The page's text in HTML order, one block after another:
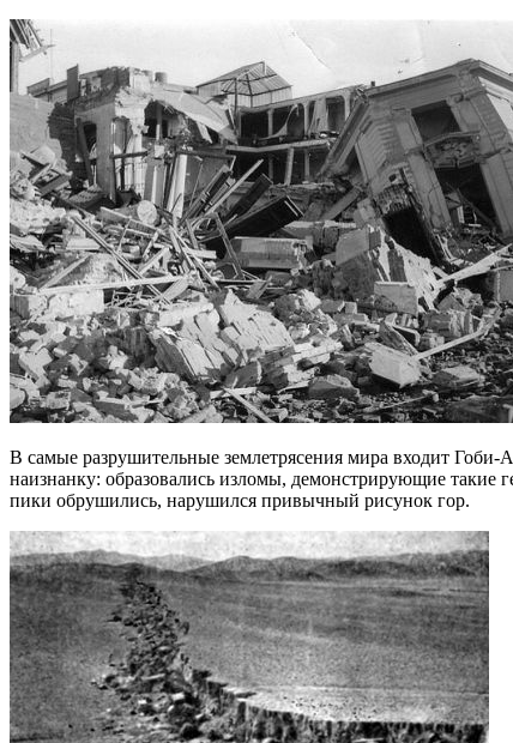
В самые разрушительные землетрясения мира входит Гоби-
наизнанку: образовались изломы, демонстрирующие такие
пики обрушились, нарушился привычный рисунок гор.